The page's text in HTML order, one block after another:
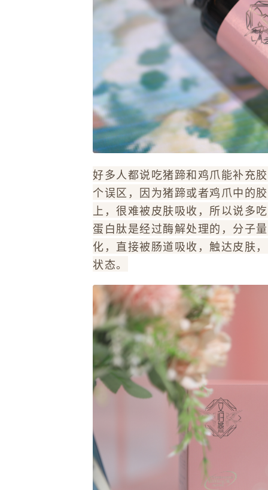
好多人都说吃猪蹄和鸡爪能补充
个误区，因为猪蹄或者鸡爪中的
上，很难被皮肤吸收，所以说多
蛋白肽是经过酶解处理的，分子
化，直接被肠道吸收，触达皮肤
状态。